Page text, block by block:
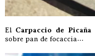
El Carpaccio de Picaña
sobre pan de focaccia…